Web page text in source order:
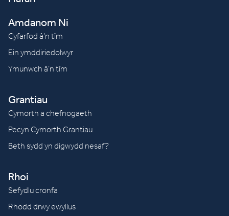
Amdanom Ni
Cyfarfod â’n tîm
Ein ymddiriedolwyr
Ymunwch â’n tîm
Grantiau
Cymorth a chefnogaeth
Pecyn Cymorth Grantiau
Beth sydd yn digwydd nesaf?
Rhoi
Sefydlu cronfa
Rhodd drwy ewyllus